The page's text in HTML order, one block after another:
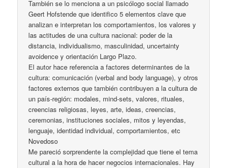
También se lo menciona a un psicólogo social llamado
Geert Hofstende que identifico 5 elementos clave que
analizan e interpretan los comportamientos, los valores y
las actitudes de una cultura nacional: poder de la
distancia, individualismo, masculinidad, uncertainty
avoidence y orientación Largo Plazo.
El autor hace referencia a factores determinantes de la
cultura: comunicación (verbal and body language), y otros
factores externos que también contribuyen a la cultura de
un país-región: modales, mind-sets, valores, rituales,
creencias religiosas, leyes, arte, ideas, creencias,
ceremonias, instituciones sociales, mitos y leyendas,
lenguaje, identidad individual, comportamientos, etc
Novedoso
Me pareció sorprendente la complejidad que tiene el tema
cultural a la hora de hacer negocios internacionales. Hay